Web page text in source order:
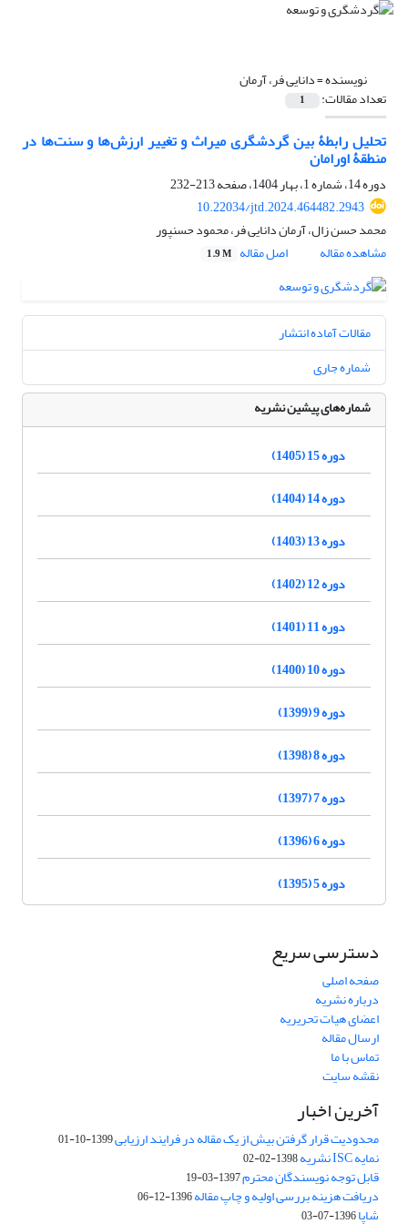
نویسنده =دانایی فر، آرمان
تعداد مقالات: 1
تحلیل رابطۀ بین گردشگری میراث و تغییر ارزش‌ها و سنت‌ها در
منطقۀ اورامان
دوره 14، شماره 1، بهار 1404، صفحه
213-232
10.22034/jtd.2024.464482.2943
محمد حسن زال، آرمان دانایی فر، محمود حسنپور
مشاهده مقاله
اصل مقاله 1.9 M
مقالات آماده انتشار
شماره جاری
شماره‌های پیشین نشریه
دوره 15 (1405)
دوره 14 (1404)
دوره 13 (1403)
دوره 12 (1402)
دوره 11 (1401)
دوره 10 (1400)
دوره 9 (1399)
دوره 8 (1398)
دوره 7 (1397)
دوره 6 (1396)
دوره 5 (1395)
دسترسی سریع
صفحه اصلی
درباره نشریه
اعضای هیات تحریریه
ارسال مقاله
تماس با ما
نقشه سایت
آخرین اخبار
محدودیت قرار گرفتن بیش از یک مقاله در فرایند ارزیابی1399-10-01
نمایه ISC نشریه 1398-02-02
قابل توجه نویسندگان محترم1397-03-19
دریافت هزینه بررسی اولیه و چاپ مقاله1396-12-06
شاپا1396-07-03